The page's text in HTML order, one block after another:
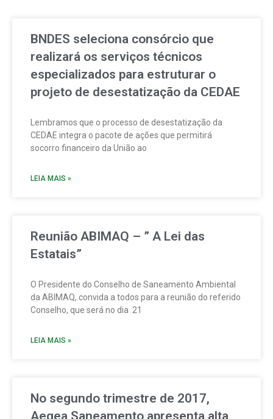
BNDES seleciona consórcio que
realizará os serviços técnicos
especializados para estruturar o
projeto de desestatização da CEDAE
Lembramos que o processo de desestatização da
CEDAE integra o pacote de ações que permitirá
socorro financeiro da União ao
LEIA MAIS »
Reunião ABIMAQ – ” A Lei das
Estatais”
O Presidente do Conselho de Saneamento Ambiental
da ABIMAQ, convida a todos para a reunião do referido
Conselho, que será no dia 21
LEIA MAIS »
No segundo trimestre de 2017,
Aegea Saneamento apresenta alta